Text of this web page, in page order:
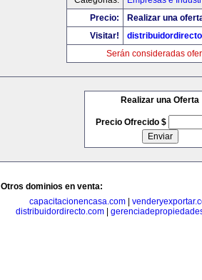
Precio:
Realizar una
Visitar!
Serán consideradas
Realizar una Oferta
Precio Ofrecido $
Otros dominios en venta:
capacitacionencasa.com|
distribuidordirecto.com|